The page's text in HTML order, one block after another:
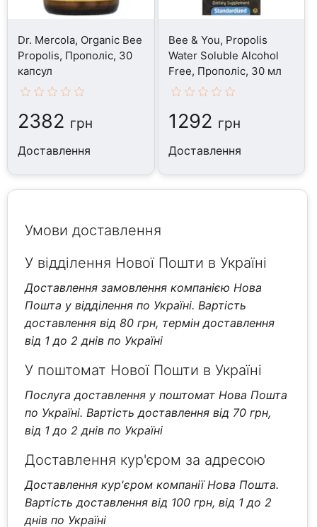
Dr. Mercola, Organic Bee
Propolis, Прополіс, 30
капсул
2382 грн
Доставлення
Bee & You, Propolis
Water Soluble Alcohol
Free, Прополіс, 30 мл
1292 грн
Доставлення
Умови доставлення
У відділення Нової Пошти в Україні
Доставлення замовлення компанією Нова
Пошта у відділення по Україні. Вартість
доставлення від 80 грн, термін доставлення
від 1 до 2 днів по Україні
У поштомат Нової Пошти в Україні
Послуга доставлення у поштомат Нова Пошта
по Україні. Вартість доставлення від 70 грн,
від 1 до 2 днів по Україні
Доставлення кур'єром за адресою
Доставлення кур'єром компанії Нова Пошта.
Вартість доставлення від 100 грн, від 1 до 2
днів по Україні